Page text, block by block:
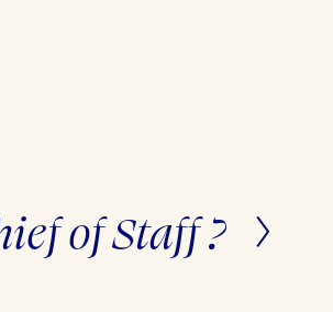
of Staff ?